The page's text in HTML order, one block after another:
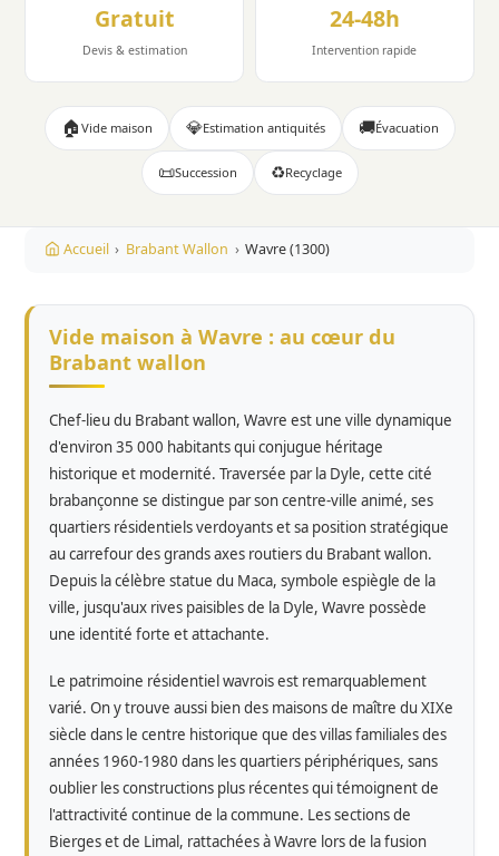
Gratuit
Devis & estimation
24-48h
Intervention rapide
🏠 Vide maison 💎Estimation antiquités 🚚Évacuation
📜Succession ♻️Recyclage
Accueil › Brabant Wallon › Wavre (1300)
Vide maison à Wavre : au cœur du
Brabant wallon
Chef-lieu du Brabant wallon, Wavre est une ville dynamique
d'environ 35 000 habitants qui conjugue héritage
historique et modernité. Traversée par la Dyle, cette cité
brabançonne se distingue par son centre-ville animé, ses
quartiers résidentiels verdoyants et sa position stratégique
au carrefour des grands axes routiers du Brabant wallon.
Depuis la célèbre statue du Maca, symbole espiègle de la
ville, jusqu'aux rives paisibles de la Dyle, Wavre possède
une identité forte et attachante.
Le patrimoine résidentiel wavrois est remarquablement
varié. On y trouve aussi bien des maisons de maître du XIXe
siècle dans le centre historique que des villas familiales des
années 1960-1980 dans les quartiers périphériques, sans
oublier les constructions plus récentes qui témoignent de
l'attractivité continue de la commune. Les sections de
Bierges et de Limal, rattachées à Wavre lors de la fusion